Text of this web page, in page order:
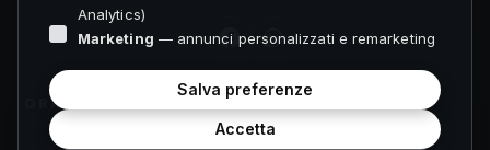
ORARI FOLIGNO
Analytics)
Marketing — annunci personalizzati e remarketing
Accetta
Salva preferenze